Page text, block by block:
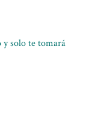
y solo te tomará